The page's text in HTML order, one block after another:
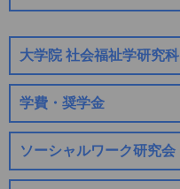
大学院 社会福祉学研究科
学費・奨学金
ソーシャルワーク研究会